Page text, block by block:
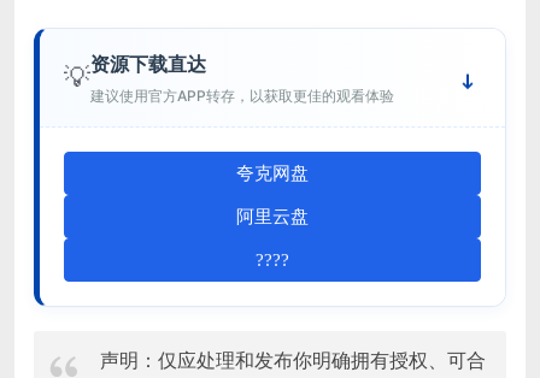
💡资源下载直达
建议使用官方APP转存，以获取更佳的观看体验
夸克网盘
阿里云盘
????
声明：仅应处理和发布你明确拥有授权、可合